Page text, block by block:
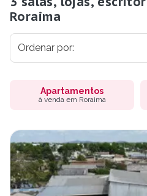
Roraima
Apartamentos
à venda em Roraima